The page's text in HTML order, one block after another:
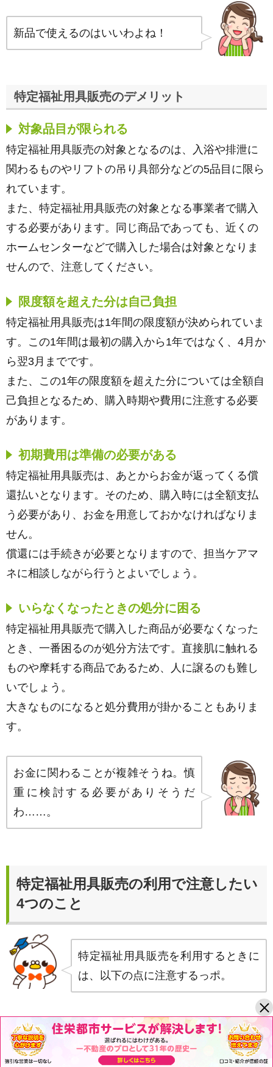
新品で使えるのはいいわよね！
特定福祉用具販売のデメリット
対象品目が限られる
特定福祉用具販売の対象となるのは、入浴や排泄に
関わるものやリフトの吊り具部分などの5品目に限ら
れています。
また、特定福祉用具販売の対象となる事業者で購入
する必要があります。同じ商品であっても、近くの
ホームセンターなどで購入した場合は対象となりま
せんので、注意してください。
限度額を超えた分は自己負担
特定福祉用具販売は1年間の限度額が決められていま
す。この1年間は最初の購入から1年ではなく、4月か
ら翌3月までです。
また、この1年の限度額を超えた分については全額自
己負担となるため、購入時期や費用に注意する必要
があります。
初期費用は準備の必要がある
特定福祉用具販売は、あとからお金が返ってくる償
還払いとなります。そのため、購入時には全額支払
う必要があり、お金を用意しておかなければなりま
せん。
償還には手続きが必要となりますので、担当ケアマ
ネに相談しながら行うとよいでしょう。
いらなくなったときの処分に困る
特定福祉用具販売で購入した商品が必要なくなった
とき、一番困るのが処分方法です。直接肌に触れる
ものや摩耗する商品であるため、人に譲るのも難し
いでしょう。
大きなものになると処分費用が掛かることもありま
す。
お金に関わることが複雑そうね。慎
重に検討する必要がありそうだ
わ……。
特定福祉用具販売の利用で注意したい
4つのこと
特定福祉用具販売を利用するときに
は、以下の点に注意するっポ。
1.入院中のサービス利用
特定福祉用具販売は在宅介護サービスのひとつ。そ